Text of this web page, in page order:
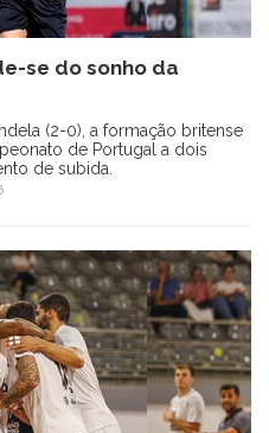
se do sonho da
(2-0), a formação britense
de Portugal a dois
de subida.